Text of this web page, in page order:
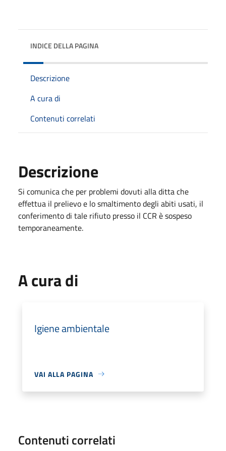
INDICE DELLA PAGINA
Descrizione
A cura di
Contenuti correlati
Descrizione
Si comunica che per problemi dovuti alla ditta che
effettua il prelievo e lo smaltimento degli abiti usati, il
conferimento di tale rifiuto presso il CCR è sospeso
temporaneamente.
A cura di
Igiene ambientale
VAI ALLA PAGINA
Contenuti correlati